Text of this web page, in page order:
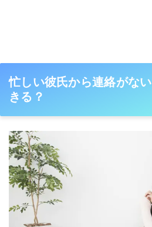
忙しい彼氏から連絡がな
きる？